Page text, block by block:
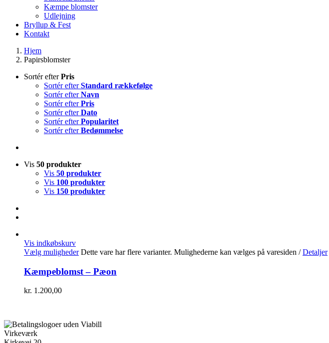
Kæmpe blomster
Udlejning
Bryllup & Fest
Kontakt
Hjem
Papirsblomster
Sortér efterPris
Sortér efterStandard rækkefølge
Sortér efterNavn
Sortér efterPris
Sortér efterDato
Sortér efterPopularitet
Sortér efterBedømmelse
Vis 50 produkter
Vis 50 produkter
Vis 100 produkter
Vis 150 produkter
Vis indkøbskurv
Vælg muligheder Dette vare har flere varianter. Mulighederne kan vælges på varesiden / Detaljer
Kæmpeblomst – Pæon
kr. 1.200,00
Virkeværk